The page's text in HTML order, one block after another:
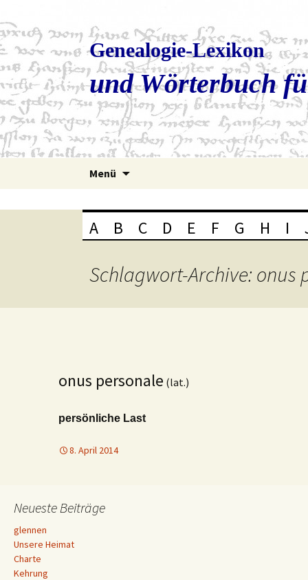
Genealogie-Lexikon
und Wörterbuch
Menü
A B C D E F G H I
Schlagwort-Archive: onus
onus personale (lat.)
persönliche Last
8. April 2014
Neueste Beiträge
glennen
Unsere Heimat
Charte
Kehrung